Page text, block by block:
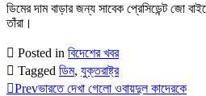
ডিমের দাম বাড়ার জন্য সাবেক প্রেসিডেন্ট জো
তাঁরা।
Posted in বিদেশের খবর
Tagged ডিম, যুক্তরাষ্ট্র
Prevভারতে দেখা গেলো ওবায়দুল কাদেরকে